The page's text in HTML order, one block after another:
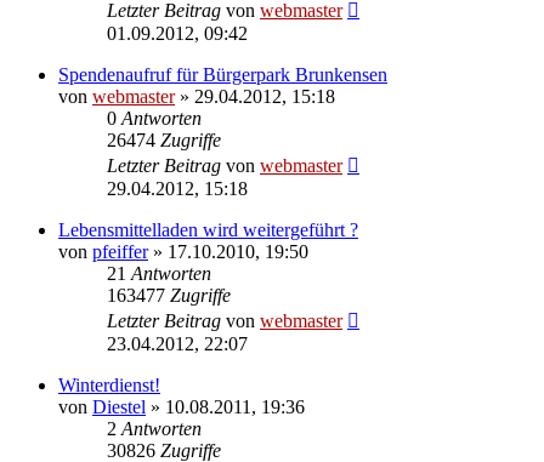
Letzter Beitrag von webmaster
01.09.2012, 09:42
Spendenaufruf für Bürgerpark Brunkensen
von webmaster» 29.04.2012, 15:18
0 Antworten
26474 Zugriffe
Letzter Beitrag von webmaster
29.04.2012, 15:18
Lebensmittelladen wird weitergeführt ?
von pfeiffer» 17.10.2010, 19:50
21 Antworten
163477 Zugriffe
Letzter Beitrag von webmaster
23.04.2012, 22:07
Winterdienst!
von Diestel » 10.08.2011, 19:36
2 Antworten
30826 Zugriffe